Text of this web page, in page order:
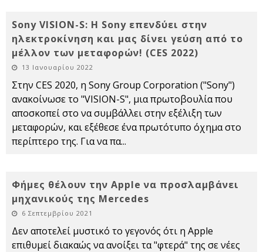
Sony VISION-S: H Sony επενδύει στην
ηλεκτροκίνηση και μας δίνει γεύση από το
μέλλον των μεταφορών! (CES 2022)
13 Ιανουαρίου 2022
Στην CES 2020, η Sony Group Corporation ("Sony")
ανακοίνωσε το "VISION-S", μια πρωτοβουλία που
αποσκοπεί στο να συμβάλλει στην εξέλιξη των
μεταφορών, και εξέθεσε ένα πρωτότυπο όχημα στο
περίπτερο της. Για να πα...
Φήμες θέλουν την Apple να προσλαμβάνει
μηχανικούς της Mercedes
6 Σεπτεμβρίου 2021
Δεν αποτελεί μυστικό το γεγονός ότι η Apple
επιθυμεί διακαώς να ανοίξει τα "φτερά" της σε νέες